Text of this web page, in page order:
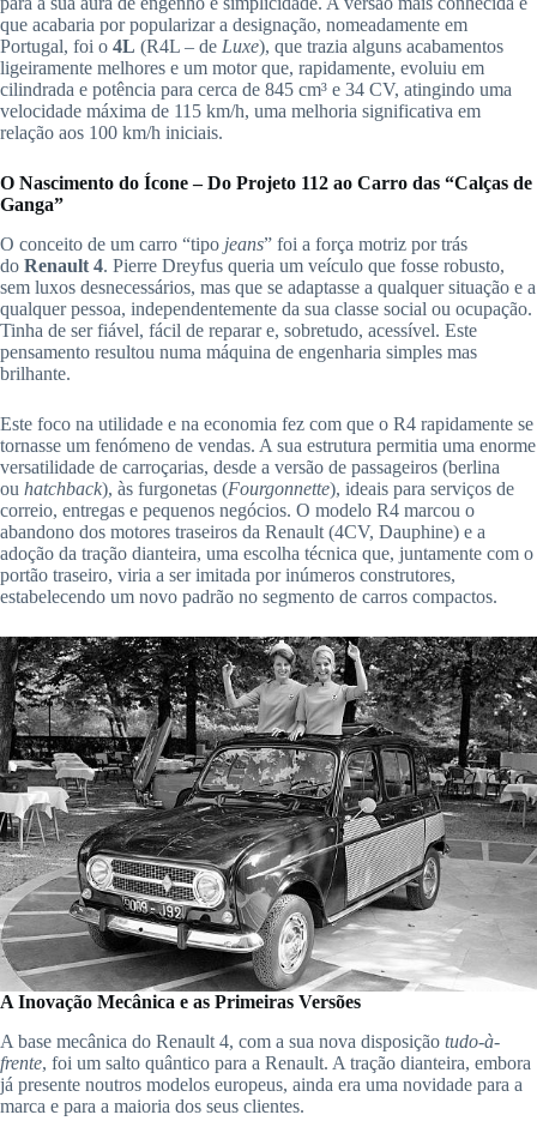
que acabaria por popularizar a designação, nomeadamente em
Portugal, foi o 4L (R4L – de Luxe), que trazia alguns acabamentos
ligeiramente melhores e um motor que, rapidamente, evoluiu em
cilindrada e potência para cerca de 845 cm³ e 34 CV, atingindo uma
velocidade máxima de 115 km/h, uma melhoria significativa em
relação aos 100 km/h iniciais.
O Nascimento do Ícone – Do Projeto 112 ao Carro das “Calças de
Ganga”
O conceito de um carro “tipo jeans” foi a força motriz por trás
do Renault 4. Pierre Dreyfus queria um veículo que fosse robusto,
sem luxos desnecessários, mas que se adaptasse a qualquer situação e a
qualquer pessoa, independentemente da sua classe social ou ocupação.
Tinha de ser fiável, fácil de reparar e, sobretudo, acessível. Este
pensamento resultou numa máquina de engenharia simples mas
brilhante.
Este foco na utilidade e na economia fez com que o R4 rapidamente se
tornasse um fenómeno de vendas. A sua estrutura permitia uma enorme
versatilidade de carroçarias, desde a versão de passageiros (berlina
ou hatchback), às furgonetas (Fourgonnette), ideais para serviços de
correio, entregas e pequenos negócios. O modelo R4 marcou o
abandono dos motores traseiros da Renault (4CV, Dauphine) e a
adoção da tração dianteira, uma escolha técnica que, juntamente com o
portão traseiro, viria a ser imitada por inúmeros construtores,
estabelecendo um novo padrão no segmento de carros compactos.
A Inovação Mecânica e as Primeiras Versões
A base mecânica do Renault 4, com a sua nova disposição tudo-à-
frente, foi um salto quântico para a Renault. A tração dianteira, embora
já presente noutros modelos europeus, ainda era uma novidade para a
marca e para a maioria dos seus clientes.